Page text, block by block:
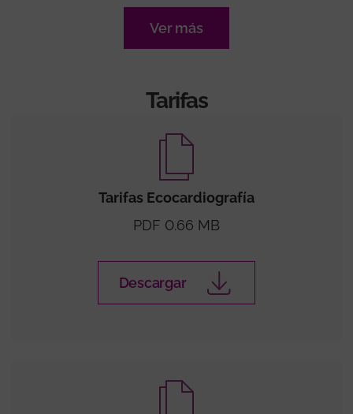
Ver más
Tarifas
Tarifas Ecocardiografía
PDF 0.66 MB
Descargar